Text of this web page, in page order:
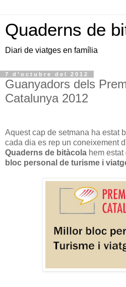
Quaderns de
Diari de viatges en família
7 d’octubre del 2012
Guanyadors dels
Catalunya 2012
Aquest cap de setmana ha estat
cada dia es rep un coneixement
Quaderns de bitàcola hem
bloc personal de turisme i